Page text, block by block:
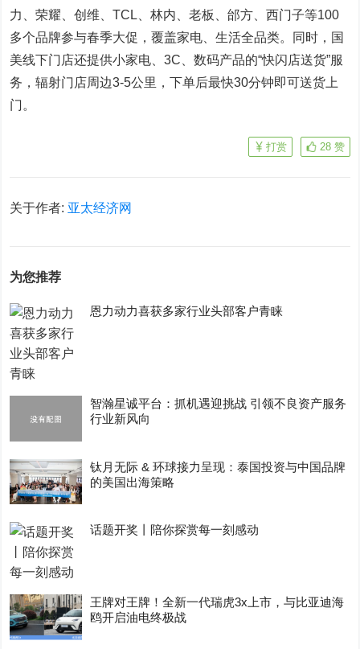
力、荣耀、创维、TCL、林内、老板、邰方、西门子等100
多个品牌参与春季大促，覆盖家电、生活全品类。同时，国
美线下门店还提供小家电、3C、数码产品的“快闪店送货”服
务，辐射门店周边3-5公里，下单后最快30分钟即可送货上
门。
28 赞
打赏
关于作者: 亚太经济网
为您推荐
恩力动力喜获多家行业头部客户青睐
智瀚星诚平台：抓机遇迎挑战 引领不良资产服务
行业新风向
钛月无际 & 环球接力呈现：泰国投资与中国品牌
的美国出海策略
话题开奖丨陪你探赏每一刻感动
王牌对王牌！全新一代瑞虎3x上市，与比亚迪海
鸥开启油电终极战